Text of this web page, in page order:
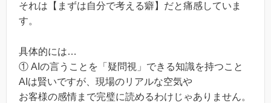
それは【まずは自分で考える癖】だと痛感していま
す。
具体的には…
① AIの言うことを「疑問視」できる知識を持つこと
AIは賢いですが、現場のリアルな空気や
お客様の感情まで完璧に読めるわけじゃありません。